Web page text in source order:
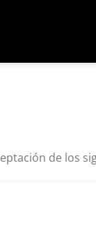
de los